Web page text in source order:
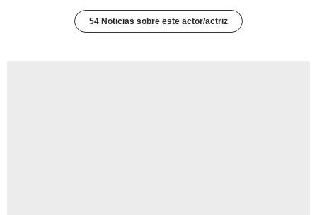
54 Noticias sobre este actor/actriz